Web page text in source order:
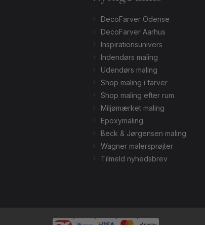
DecoFarver Odense
DecoFarver Aarhus
Inspirationsunivers
Indendørs maling
Udendørs maling
Shop maling i farver
Shop maling efter rum
Miljømærket maling
Epoxymaling
Beck & Jørgensen maling
Wagner malersprøjter
Tilmeld nyhedsbrev